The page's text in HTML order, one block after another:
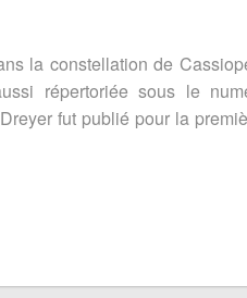
la constellation de
répertoriée sous le
fut publié pour la